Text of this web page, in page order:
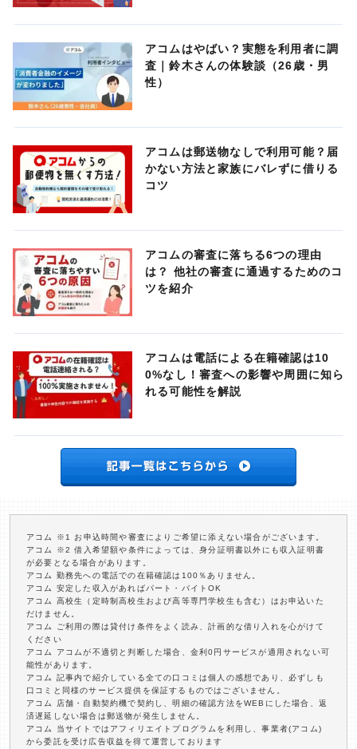
アコムはやばい？実態を利用者に調
査｜鈴木さんの体験談（26歳・男
性）
アコムは郵送物なしで利用可能？届
かない方法と家族にバレずに借りる
コツ
アコムの審査に落ちる6つの理由
は？ 他社の審査に通過するためのコ
ツを紹介
アコムは電話による在籍確認は10
0%なし！審査への影響や周囲に知ら
れる可能性を解説
アコム ※1 お申込時間や審査によりご希望に添えない場合がございます。
アコム ※2 借入希望額や条件によっては、身分証明書以外にも収入証明書
が必要となる場合があります。
アコム 勤務先への電話での在籍確認は100％ありません。
アコム 安定した収入があればパート・バイトOK
アコム 高校生（定時制高校生および高等専門学校生も含む）はお申込いた
だけません。
アコム ご利用の際は貸付け条件をよく読み、計画的な借り入れを心がけて
ください
アコム アコムが不適切と判断した場合、金利0円サービスが適用されない可
能性があります。
アコム 記事内で紹介している全ての口コミは個人の感想であり、必ずしも
口コミと同様のサービス提供を保証するものではございません。
アコム 店舗・自動契約機で契約し、明細の確認方法をWEBにした場合、返
済遅延しない場合は郵送物が発生しません。
アコム 当サイトではアフィリエイトプログラムを利用し、事業者(アコム)
から委託を受け広告収益を得て運営しております